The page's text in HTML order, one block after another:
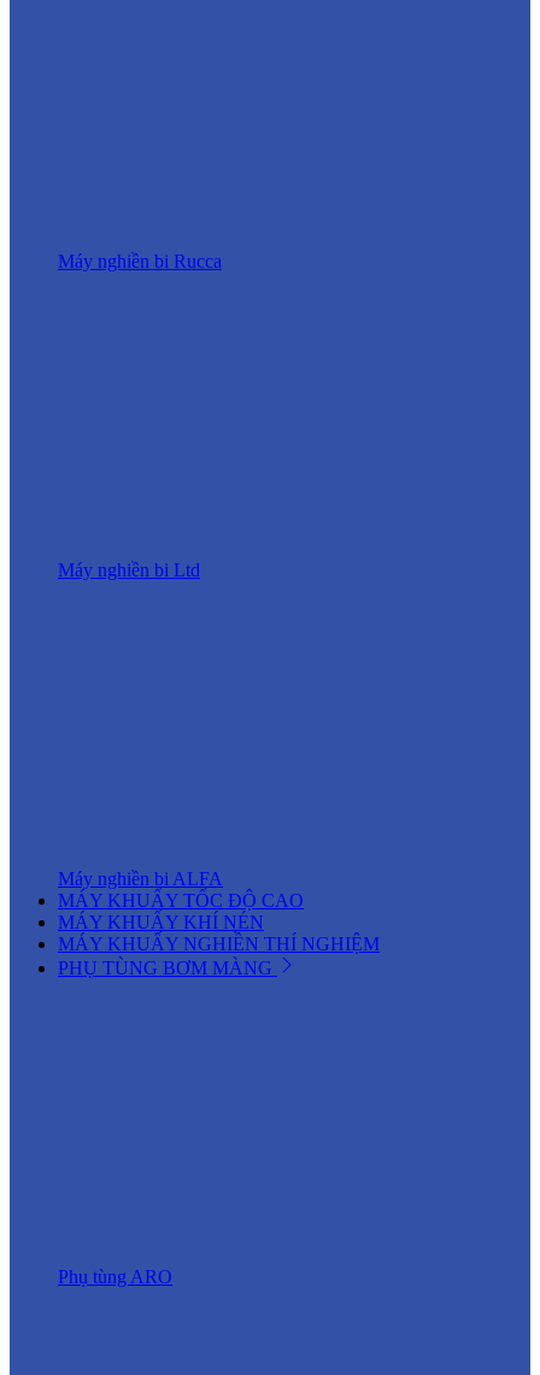
Máy nghiền bi Rucca
Máy nghiền bi Ltd
Máy nghiền bi ALFA
MÁY KHUẤY TỐC ĐỘ CAO
MÁY KHUẤY KHÍ NÉN
MÁY KHUẤY NGHIỀN THÍ NGHIỆM
PHỤ TÙNG BƠM MÀNG
Phụ tùng ARO